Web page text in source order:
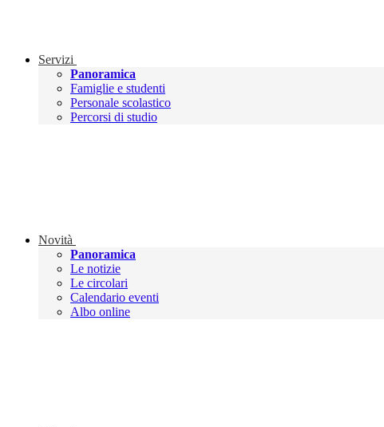
Servizi
Panoramica
Famiglie e studenti
Personale scolastico
Percorsi di studio
Novità
Panoramica
Le notizie
Le circolari
Calendario eventi
Albo online